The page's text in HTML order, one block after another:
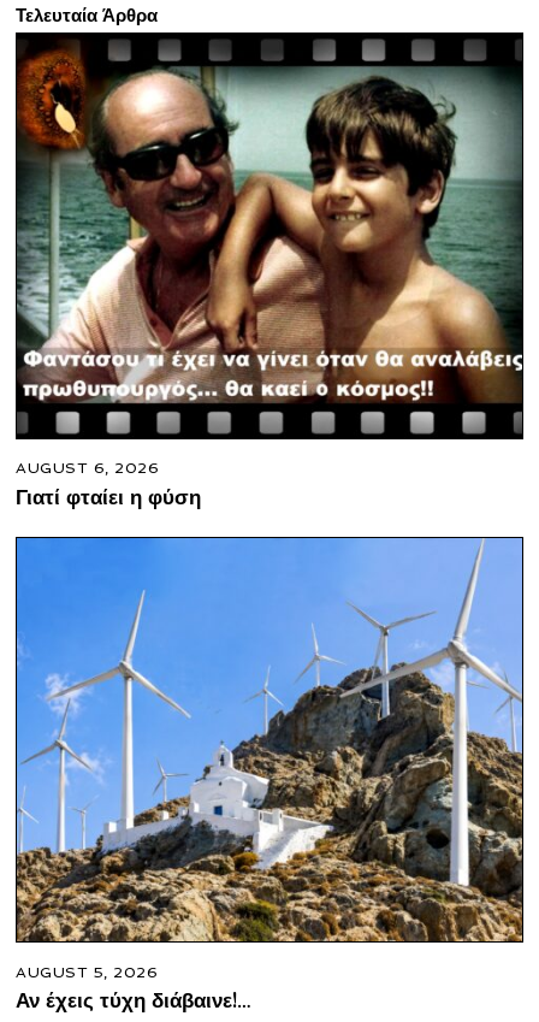
Τελευταία Άρθρα
AUGUST 6, 2026
Γιατί φταίει η φύση
AUGUST 5, 2026
Αν έχεις τύχη διάβαινε!…